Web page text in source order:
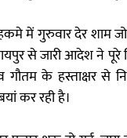
में गुरुवार देर शाम
से जारी आदेश ने पूरे
के हस्ताक्षर से
कर रही है।